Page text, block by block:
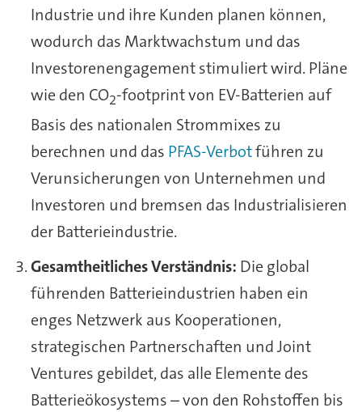
Industrie und ihre Kunden planen können,
wodurch das Marktwachstum und das
Investorenengagement stimuliert wird. Pläne
wie den CO2-footprint von EV-Batterien auf
Basis des nationalen Strommixes zu
berechnen und das PFAS-Verbotführen zu
Verunsicherungen von Unternehmen und
Investoren und bremsen das Industrialisieren
der Batterieindustrie.
Gesamtheitliches Verständnis: Die global
führenden Batterieindustrien haben ein
enges Netzwerk aus Kooperationen,
strategischen Partnerschaften und Joint
Ventures gebildet, das alle Elemente des
Batterieökosystems – von den Rohstoffen bis